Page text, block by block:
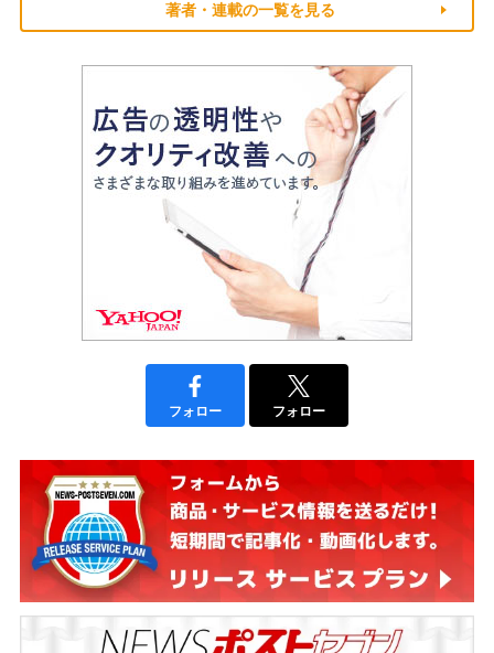
著者・連載の一覧を見る
フォロー フォロー